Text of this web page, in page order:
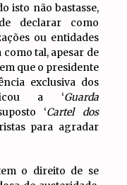
isto não bastasse,
declarar como
ou entidades
tal, apesar de
que o presidente
exclusiva dos
a ‘Guarda
‘Cartel dos
para agradar
o direito de se